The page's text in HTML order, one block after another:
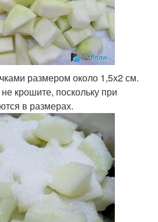
размером около 1,5х2 см.
крошите, поскольку при
в размерах.